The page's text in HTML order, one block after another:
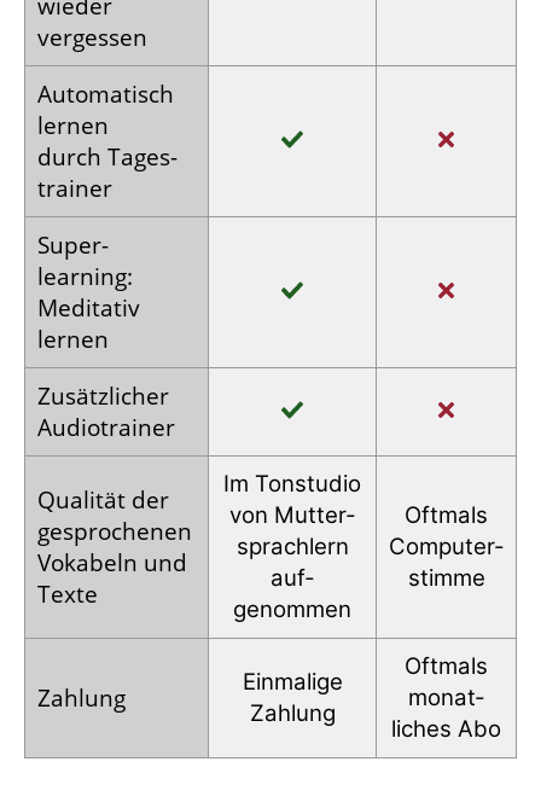
vergessen
Auto­matisch
lernen
durch Tages­
trainer
Super­
learning:
Meditativ
lernen
Zusätz­licher
Audio­trainer
Qualität der
gesprochenen
Vokabeln und
Texte
Im Tonstudio
von Mutter­
sprachlern
auf­
genommen
Oftmals
Computer­
stimme
Zahlung
Einmalige
Zahlung
Oftmals
monat­
liches Abo